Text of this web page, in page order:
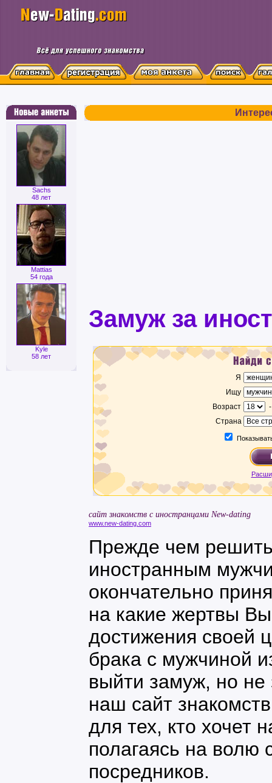
Sachs
48 лет
Mattias
54 года
Kyle
58 лет
Замуж за
Я
Ищу
Возраст
Страна
сайт знакомств с иностранцами New-dating
www.new-dating.com
Прежде чем
иностранным
окончательно
на какие жертвы
достижения своей
брака с мужчиной
выйти замуж, но не
наш сайт
для тех, кто хочет
полагаясь на волю
посредников.